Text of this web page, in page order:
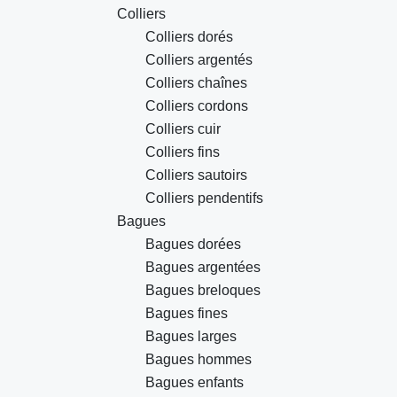
Colliers
Colliers dorés
Colliers argentés
Colliers chaînes
Colliers cordons
Colliers cuir
Colliers fins
Colliers sautoirs
Colliers pendentifs
Bagues
Bagues dorées
Bagues argentées
Bagues breloques
Bagues fines
Bagues larges
Bagues hommes
Bagues enfants